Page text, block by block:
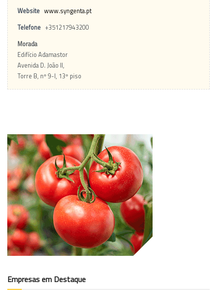
Website www.syngenta.pt
Telefone +351217943200
Morada
Edifício Adamastor
Avenida D. João II,
Torre B, nº 9-I, 13º piso
Empresas em Destaque